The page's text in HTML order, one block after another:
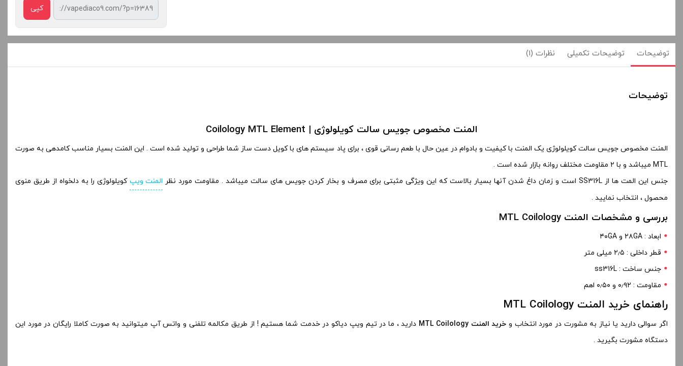
کپی
توضیحات توضیحات تکمیلی نظرات (1)
توضیحات
المنت مخصوص جویس سالت کویلولوژی | Coilology MTL Element
المنت مخصوص جویس سالت کویلولوژی یک المنت با کیفیت و بادوام در عین حال با طعم رسانی قوی ، برای پاد سیستم های با کویل دست ساز شما طراحی و تولید شده است . این المنت بسیار مناسب کامدهی به صورت
MTL میباشد و با ۲ مقاومت مختلف روانه بازار شده است .
جنس این المت ها از SS316L است و زمان داغ شدن آنها بسیار بالاست که این ویژگی مثبتی برای مصرف و بخار کردن جویس های سالت میباشد . مقاومت مورد نظر
المنت ویپ کویلولوژی را به دلخواه از طریق منوی
محصول ، انتخاب نمایید .
بررسی و مشخصات المنت MTL Coilology
ابعاد : ۲۸GA و ۴۰GA
قطر داخلی : ۲٫۵ میلی متر
جنس ساخت : ss316L
مقاومت : ۰٫۹۲ و ۰٫۵۰ اهم
راهنمای خرید المنت MTL Coilology
اگر سوالی دارید یا نیاز به مشورت در مورد انتخاب و خرید المنت MTL Coilology
دارید ، ما در تیم ویپ دیاکو در خدمت شما هستیم ! از طریق مکالمه تلفنی و واتس آپ میتوانید به صورت کاملا رایگان در مورد این
دستگاه مشورت بگیرید .